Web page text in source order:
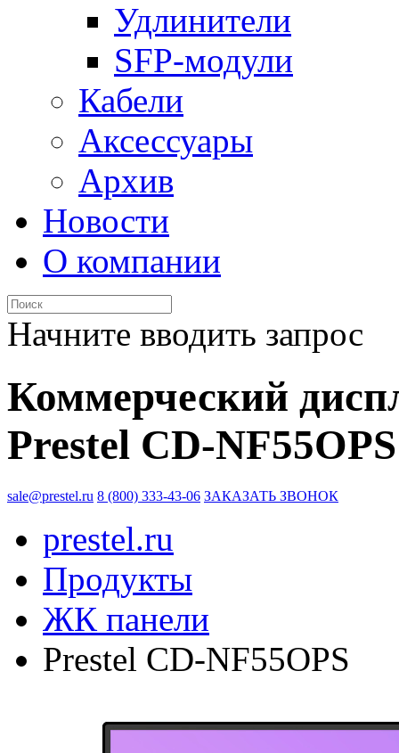
Удлинители
SFP-модули
Кабели
Аксессуары
Архив
Новости
О компании
Начните вводить запрос
Коммерческий
Prestel CD-NF55OPS
sale@prestel.ru 8 (800) 333-43-06 ЗАКАЗАТЬ ЗВОНОК
prestel.ru
Продукты
ЖК панели
Prestel CD-NF55OPS